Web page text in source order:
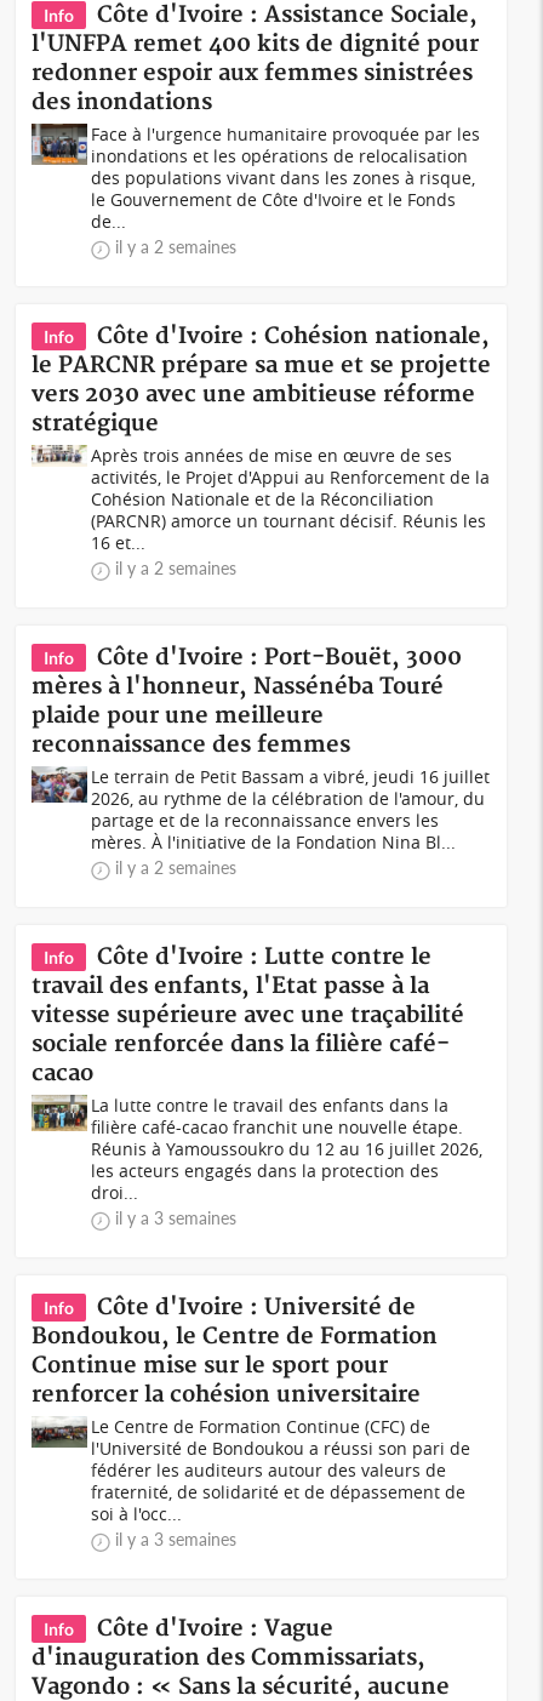
Info
Côte d'Ivoire : Assistance Sociale,
l'UNFPA remet 400 kits de dignité pour
redonner espoir aux femmes sinistrées
des inondations
Face à l'urgence humanitaire provoquée par les
inondations et les opérations de relocalisation
des populations vivant dans les zones à risque,
le Gouvernement de Côte d'Ivoire et le Fonds
de...
il y a 2 semaines
Info
Côte d'Ivoire : Cohésion nationale,
le PARCNR prépare sa mue et se projette
vers 2030 avec une ambitieuse réforme
stratégique
Après trois années de mise en œuvre de ses
activités, le Projet d'Appui au Renforcement de la
Cohésion Nationale et de la Réconciliation
(PARCNR) amorce un tournant décisif. Réunis les
16 et...
il y a 2 semaines
Info
Côte d'Ivoire : Port-Bouët, 3000
mères à l'honneur, Nassénéba Touré
plaide pour une meilleure
reconnaissance des femmes
Le terrain de Petit Bassam a vibré, jeudi 16 juillet
2026, au rythme de la célébration de l'amour, du
partage et de la reconnaissance envers les
mères. À l'initiative de la Fondation Nina Bl...
il y a 2 semaines
Info
Côte d'Ivoire : Lutte contre le
travail des enfants, l'Etat passe à la
vitesse supérieure avec une traçabilité
sociale renforcée dans la filière café-
cacao
La lutte contre le travail des enfants dans la
filière café-cacao franchit une nouvelle étape.
Réunis à Yamoussoukro du 12 au 16 juillet 2026,
les acteurs engagés dans la protection des
droi...
il y a 3 semaines
Info
Côte d'Ivoire : Université de
Bondoukou, le Centre de Formation
Continue mise sur le sport pour
renforcer la cohésion universitaire
Le Centre de Formation Continue (CFC) de
l'Université de Bondoukou a réussi son pari de
fédérer les auditeurs autour des valeurs de
fraternité, de solidarité et de dépassement de
soi à l'occ...
il y a 3 semaines
Info
Côte d'Ivoire : Vague
d'inauguration des Commissariats,
Vagondo : « Sans la sécurité, aucune